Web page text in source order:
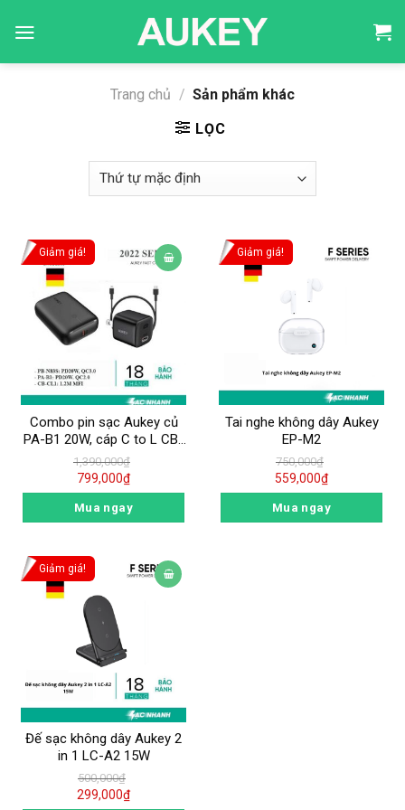
content
Trang chủ / Sản phẩm khác
LỌC
Giảm giá!
Combo pin sạc Aukey củ
PA-B1 20W, cáp C to L CB-
CL1 và Pin 10.000 mAh PB-
N83S
1,390,000₫
799,000₫
Mua ngay
Giảm giá!
Tai nghe không dây Aukey
EP-M2
750,000₫
559,000₫
Mua ngay
Giảm giá!
Đế sạc không dây Aukey 2
in 1 LC-A2 15W
500,000₫
299,000₫